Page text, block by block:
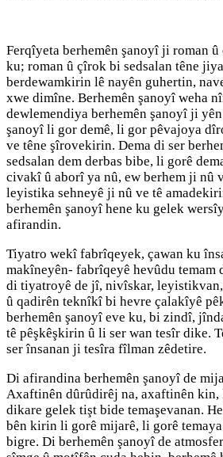
Ferqîyeta berhemên şanoyî ji roman
ku; roman û çîrok bi sedsalan têne
berdewamkirin lê nayên guhertin,
xwe dimîne. Berhemên şanoyî weha
dewlemendiya berhemên şanoyî ji
şanoyî li gor demê, li gor pêvajoya
ve têne şîrovekirin. Dema di ser
sedsalan dem derbas bibe, li gorê
civakî û aborî ya nû, ew berhem ji nû
leyistika sehneyê ji nû ve tê
berhemên şanoyî hene ku gelek
afirandin.
Tiyatro wekî fabrîqeyek, çawan ku
makîneyên- fabrîqeyê hevûdu
di tiyatroyê de jî, nivîskar, leyistikvan,
û qadirên teknîkî bi hevre çalakîyê
berhemên şanoyî eve ku, bi zindî,
tê pêşkêşkirin û li ser wan tesîr dike.
ser însanan ji tesîra fîlman zêdetire.
Di afirandina berhemên şanoyî de
Axaftinên dûrûdirêj na, axaftinên kin,
dikare gelek tişt bide temaşevanan.
bên kirin li gorê mijarê, li gorê
bigre. Di berhemên şanoyî de